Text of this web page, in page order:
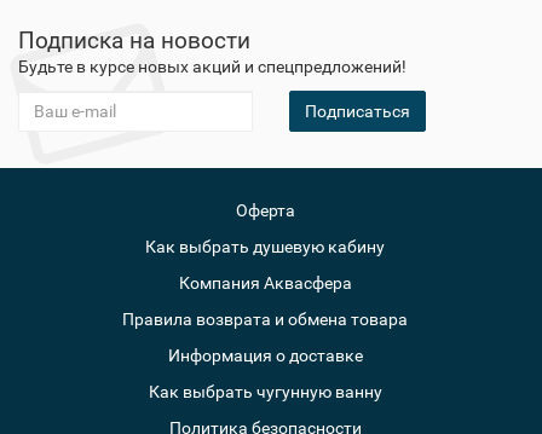
Подписка на новости
Будьте в курсе новых акций и спецпредложений!
Подписаться
Оферта
Как выбрать душевую кабину
Компания Аквасфера
Правила возврата и обмена товара
Информация о доставке
Как выбрать чугунную ванну
Политика безопасности